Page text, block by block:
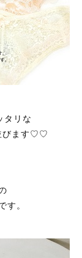
タリな
びます♡♡
。